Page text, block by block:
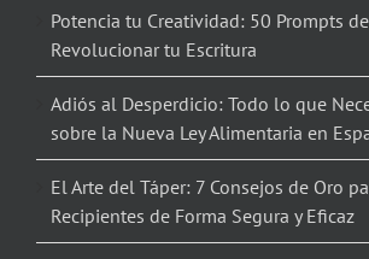
Potencia tu Creatividad: 50 Prompts
Revolucionar tu Escritura
Adiós al Desperdicio: Todo lo que
sobre la Nueva Ley Alimentaria en
El Arte del Táper: 7 Consejos de Oro
Recipientes de Forma Segura y Eficaz